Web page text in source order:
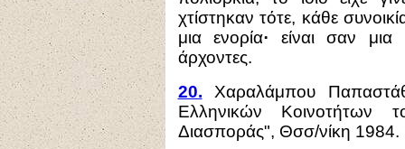
χτίστηκαν τότε, κάθε
μιαενορία· είναισαν μια
άρχοντες.
20. Χαραλάμπου
Ελληνικών Κοινοτήτων
Διασποράς", Θσσ/νίκη 1984.